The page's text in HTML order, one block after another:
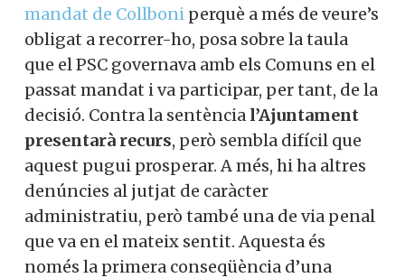
mandat de Collboni perquè a més de veure’s
obligat a recorrer-ho, posa sobre la taula
que el PSC governava amb els Comuns en el
passat mandat i va participar, per tant, de la
decisió. Contra la sentència l’Ajuntament
presentarà recurs, però sembla difícil que
aquest pugui prosperar. A més, hi ha altres
denúncies al jutjat de caràcter
administratiu, però també una de via penal
que va en el mateix sentit. Aquesta és
només la primera conseqüència d’una